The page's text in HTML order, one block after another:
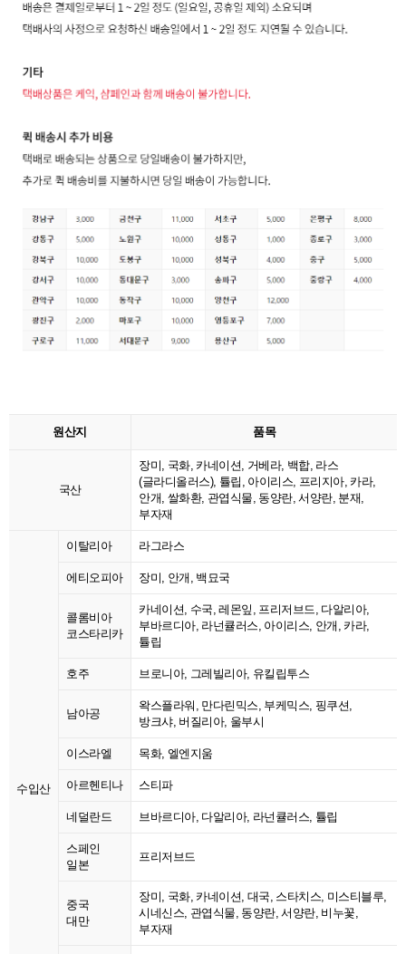
원산지 품목
국산
장미, 국화, 카네이션, 거베라, 백합, 라스
(글라디올러스), 튤립, 아이리스, 프리지아, 카라,
안개, 쌀화환, 관엽식물, 동양란, 서양란, 분재,
부자재
수입산
이탈리아 라그라스
에티오피아 장미, 안개, 백묘국
콜롬비아
코스타리카
카네이션, 수국, 레몬잎, 프리저브드, 다알리아,
부바르디아, 라넌큘러스, 아이리스, 안개, 카라,
튤립
호주 브로니아, 그레빌리아, 유킬립투스
남아공
왁스플라워, 만다린믹스, 부케믹스, 핑쿠션,
방크샤, 버질리아, 울부시
이스라엘 목화, 엘엔지움
아르헨티나 스티파
네덜란드 브바르디아, 다알리아, 라넌큘러스, 튤립
스페인
일본
프리저브드
중국
대만
장미, 국화, 카네이션, 대국, 스타치스, 미스티블루,
시네신스, 관엽식물, 동양란, 서양란, 비누꽃,
부자재